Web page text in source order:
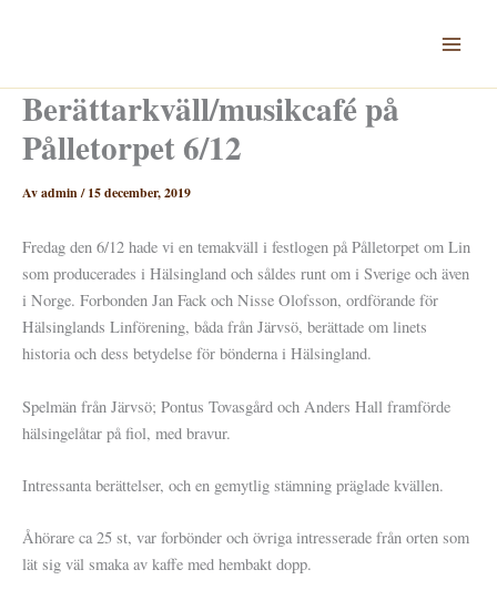
Berättarkväll/musikcafé på
Pålletorpet 6/12
Avadmin/15 december, 2019
Fredag den 6/12 hade vi en temakväll i festlogen på Pålletorpet om Lin
som producerades i Hälsingland och såldes runt om i Sverige och även
i Norge. Forbonden Jan Fack och Nisse Olofsson, ordförande för
Hälsinglands Linförening, båda från Järvsö, berättade om linets
historia och dess betydelse för bönderna i Hälsingland.
Spelmän från Järvsö; Pontus Tovasgård och Anders Hall framförde
hälsingelåtar på fiol, med bravur.
Intressanta berättelser, och en gemytlig stämning präglade kvällen.
Åhörare ca 25 st, var forbönder och övriga intresserade från orten som
lät sig väl smaka av kaffe med hembakt dopp.